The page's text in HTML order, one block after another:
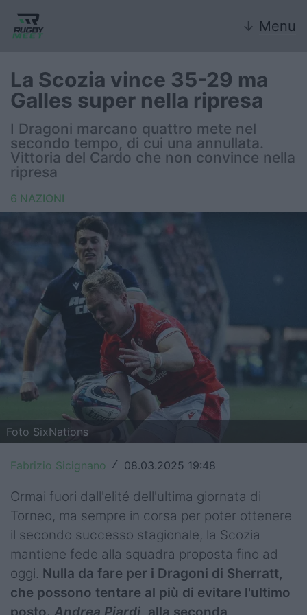
↓ Menu
Nazionali giovanili
Rugby Sevens
FIR
Internazionale
6 Nazioni
United Rugby Championship
Top14
Champions Cup
Challenge Cup
World Rugby
Rugby in TV
Mercato
Serie A Elite
La Scozia vince 35-29 ma
Galles super nella ripresa
I Dragoni marcano quattro mete nel
secondo tempo, di cui una annullata.
Vittoria del Cardo che non convince nella
ripresa
6 NAZIONI
Foto SixNations
Fabrizio Sicignano / 08.03.2025 19:48
Ormai fuori dall'elité dell'ultima giornata di
Torneo, ma sempre in corsa per poter ottenere
il secondo successo stagionale, la Scozia
mantiene fede alla squadra proposta fino ad
oggi. Nulla da fare per i Dragoni di Sherratt,
che possono tentare al più di evitare l'ultimo
posto. Andrea Piardi, alla seconda